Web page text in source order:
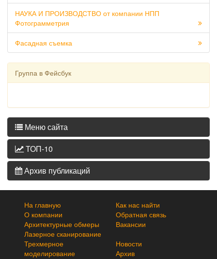
НАУКА И ПРОИЗВОДСТВО от компании НПП
Фотограмметрия
Фасадная съемка
Группа в Фейсбук
Меню сайта
ТОП-10
Архив публикаций
На главную
О компании
Архитектурные обмеры
Лазерное сканирование
Трехмерное
моделирование
Как нас найти
Обратная связь
Вакансии
Новости
Архив